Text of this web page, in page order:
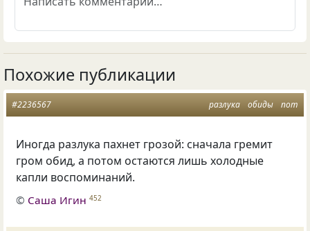
Похожие публикации
разлука обиды пот
#2236567
Иногда разлука пахнет грозой: сначала гремит
гром обид, а потом остаются лишь холодные
капли воспоминаний.
© Саша Игин 452